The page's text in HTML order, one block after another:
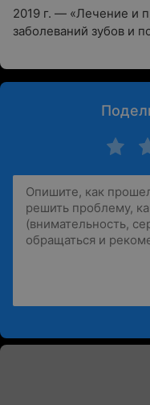
2019 г. — «Лечение и
заболеваний зубов и